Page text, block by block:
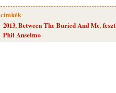
cimkék
2013,Between The Buried And Me,
Phil Anselmo